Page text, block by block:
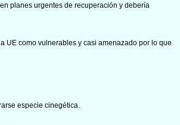
planes urgentes de recuperación y debería
UE como vulnerables y casi amenazado por lo que
especie cinegética.